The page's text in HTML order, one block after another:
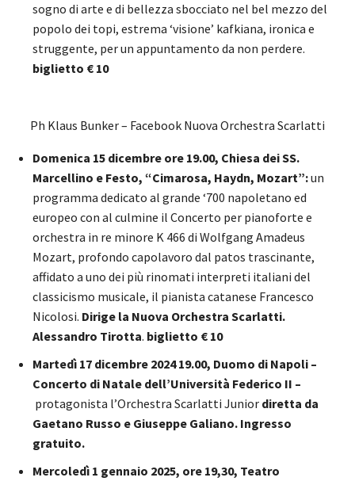
sogno di arte e di bellezza sbocciato nel bel mezzo del
popolo dei topi, estrema ‘visione’ kafkiana, ironica e
struggente, per un appuntamento da non perdere.
biglietto € 10
Ph Klaus Bunker – Facebook Nuova Orchestra Scarlatti
Domenica 15 dicembre ore 19.00, Chiesa dei SS.
Marcellino e Festo, “Cimarosa, Haydn, Mozart”:un
programma dedicato al grande ‘700 napoletano ed
europeo con al culmine il Concerto per pianoforte e
orchestra in re minore K 466 di Wolfgang Amadeus
Mozart, profondo capolavoro dal patos trascinante,
affidato a uno dei più rinomati interpreti italiani del
classicismo musicale, il pianista catanese Francesco
Nicolosi. Dirige la Nuova Orchestra Scarlatti.
Alessandro Tirotta. biglietto € 10
Martedì 17 dicembre 2024 19.00, Duomo di Napoli –
Concerto di Natale dell’Università Federico II –
protagonista l’Orchestra Scarlatti Junior diretta da
Gaetano Russo e Giuseppe Galiano. Ingresso
gratuito.
Mercoledì 1 gennaio 2025, ore 19,30, Teatro